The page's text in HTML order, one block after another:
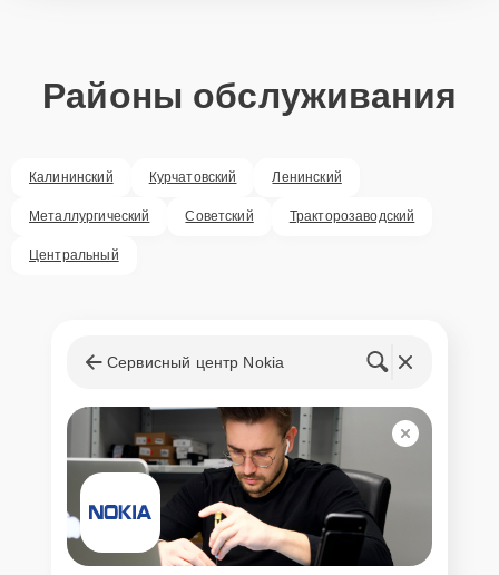
Районы обслуживания
Калининский Курчатовский Ленинский
Металлургический Советский Тракторозаводский
Центральный
Сервисный центр Nokia